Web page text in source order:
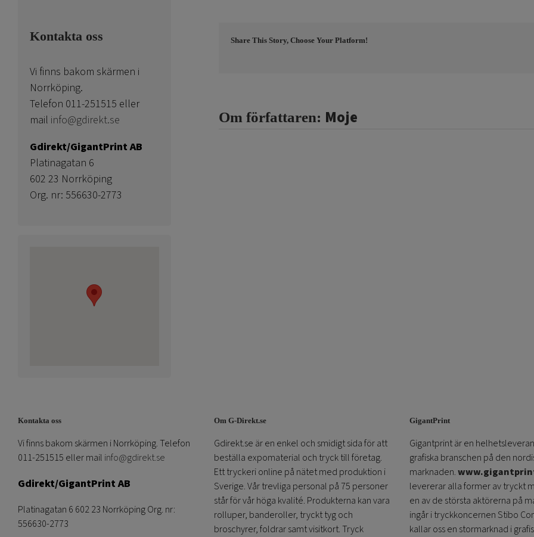
Share This Story, Choose Your Platform!
Om författaren: Moje
Kontakta oss
Vi finns bakom skärmen i
Norrköping.
Telefon 011-251515 eller
mail info@gdirekt.se
Gdirekt/GigantPrint AB
Platinagatan 6
602 23 Norrköping
Org. nr: 556630-2773
Kontakta oss
Vi finns bakom skärmen i Norrköping. Telefon
011-251515 eller mail info@gdirekt.se
Gdirekt/GigantPrint AB
Platinagatan 6 602 23 Norrköping Org. nr:
556630-2773
Om G-Direkt.se
Gdirekt.se är en enkel och smidigt sida för att
beställa expomaterial och tryck till företag.
Ett tryckeri online på nätet med produktion i
Sverige. Vår trevliga personal på 75 personer
står för vår höga kvalité. Produkterna kan vara
rolluper, banderoller, tryckt tyg och
broschyrer, foldrar samt visitkort. Tryck
GigantPrint
Gigantprint är en
grafiska branschen på den
marknaden.
levererar alla former av tryckt
en av de största aktörerna på
ingår i tryckkoncernen Stibo
kallar oss en stormarknad i